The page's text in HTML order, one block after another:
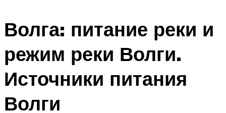
МЕНЮ
Волга: питание реки и
режим реки Волги.
Источники питания
Волги